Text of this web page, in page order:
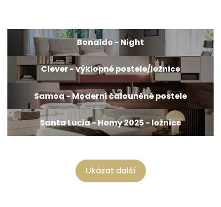
Bonaldo - Night
Clever - výklopné postele/ložnice
Samoa - Moderní čalouněné postele
Santa Lucia - Homy 2025 - ložnice
Ukázat další